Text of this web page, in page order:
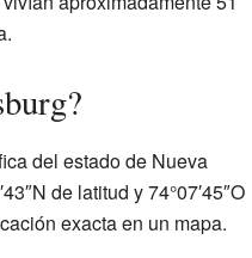
del estado de Nueva
de latitud y 74°07′45″O
exacta en un mapa.